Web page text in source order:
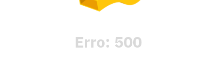
Erro: 500